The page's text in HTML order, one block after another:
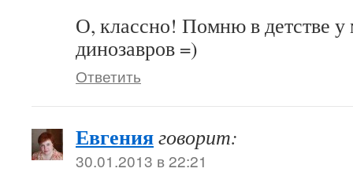
О, классно! Помню в детстве у
динозавров =)
Ответить
Евгенияговорит:
30.01.2013 в 22:21